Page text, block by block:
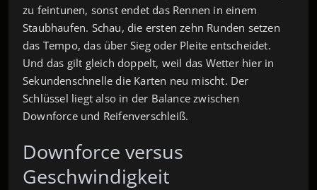
zu feintunen, sonst endet das Rennen in einem
Staubhaufen. Schau, die ersten zehn Runden setzen
das Tempo, das über Sieg oder Pleite entscheidet.
Und das gilt gleich doppelt, weil das Wetter hier in
Sekundenschnelle die Karten neu mischt. Der
Schlüssel liegt also in der Balance zwischen
Downforce und Reifenverschleiß.
Downforce versus
Geschwindigkeit